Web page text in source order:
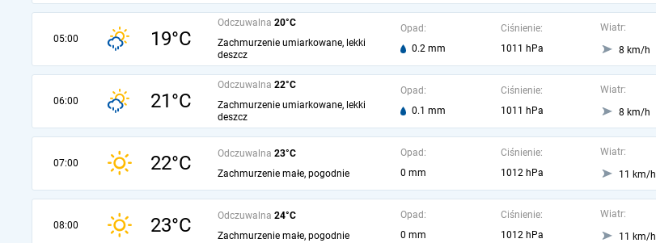
05:00 19°C
Odczuwalna 20°C
Zachmurzenie umiarkowane, lekki
deszcz
Opad:
0.2 mm
Ciśnienie:
1011 hPa
Wiatr:
8 km/h
06:00 21°C
Odczuwalna 22°C
Zachmurzenie umiarkowane, lekki
deszcz
Opad:
0.1 mm
Ciśnienie:
1011 hPa
Wiatr:
8 km/h
07:00 22°C Odczuwalna 23°C
Zachmurzenie małe, pogodnie
Opad:
0 mm
Ciśnienie:
1012 hPa
Wiatr:
11 km/h
08:00 23°C Odczuwalna 24°C
Zachmurzenie małe, pogodnie
Opad:
0 mm
Ciśnienie:
1012 hPa
Wiatr:
11 km/h